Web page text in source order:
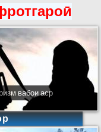
вабои аср